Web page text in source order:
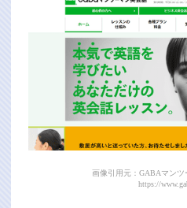
画像引用元：GABAマンツ
https://